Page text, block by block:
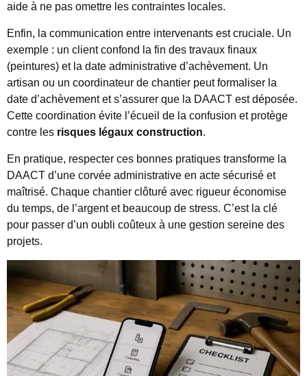
aide à ne pas omettre les contraintes locales.
Enfin, la communication entre intervenants est cruciale. Un
exemple : un client confond la fin des travaux finaux
(peintures) et la date administrative d’achèvement. Un
artisan ou un coordinateur de chantier peut formaliser la
date d’achèvement et s’assurer que la DAACT est déposée.
Cette coordination évite l’écueil de la confusion et protège
contre les risques légaux construction.
En pratique, respecter ces bonnes pratiques transforme la
DAACT d’une corvée administrative en acte sécurisé et
maîtrisé. Chaque chantier clôturé avec rigueur économise
du temps, de l’argent et beaucoup de stress. C’est la clé
pour passer d’un oubli coûteux à une gestion sereine des
projets.